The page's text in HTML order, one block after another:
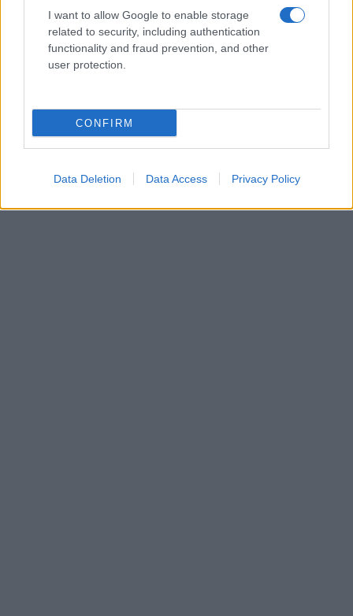
I want to allow Google to enable storage
related to security, including authentication
functionality and fraud prevention, and other
user protection.
CONFIRM
Data Deletion Data Access Privacy Policy